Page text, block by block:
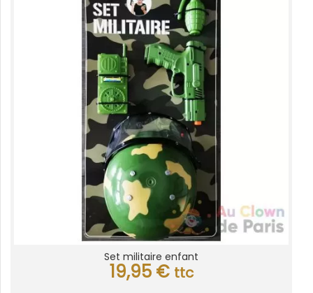
Set militaire enfant
19,95 € ttc